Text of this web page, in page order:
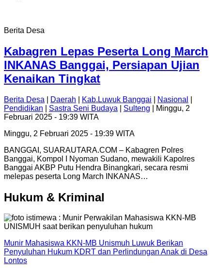
Berita Desa
Kabagren Lepas Peserta Long March
INKANAS Banggai, Persiapan Ujian
Kenaikan Tingkat
Berita Desa Daerah Kab.Luwuk Banggai Nasional
Pendidikan
Sastra Seni Budaya Sulteng | Minggu, 2
Februari 2025 - 19:39 WITA
Minggu, 2 Februari 2025 - 19:39 WITA
BANGGAI, SUARAUTARA.COM – Kabagren Polres
Banggai, Kompol I Nyoman Sudano, mewakili Kapolres
Banggai AKBP Putu Hendra Binangkari, secara resmi
melepas peserta Long March INKANAS…
Hukum & Kriminal
Munir Mahasiswa KKN-MB Unismuh Luwuk Berikan
Penyuluhan Hukum KDRT dan Perlindungan Anak di Desa
Lontos